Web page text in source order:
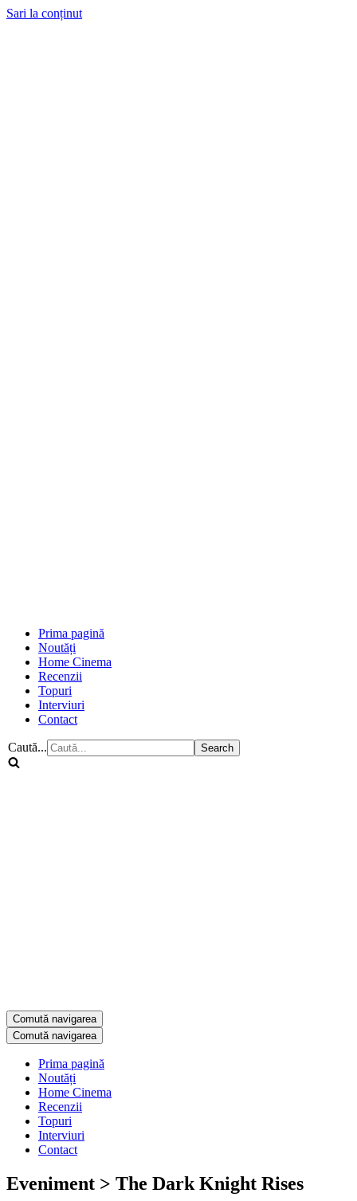
Sari la conținut
Prima pagină
Noutăți
Home Cinema
Recenzii
Topuri
Interviuri
Contact
Caută...
Comută navigarea
Comută navigarea
Prima pagină
Noutăți
Home Cinema
Recenzii
Topuri
Interviuri
Contact
Eveniment > The Dark Knight Rises